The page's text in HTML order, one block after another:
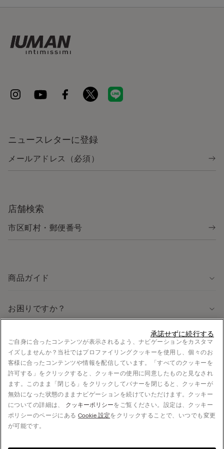
ニュースレターに登録
店舗検索
商品ガイド
お困りですか？
法律に関する情報
採用情報
法的情報
お支払い
© CALZEDONIA Japan K.K., 5F S-FRONT Yoyogi, 5-21-12 Sendagaya, Shibuya-ku, 151-
ご自身に合ったコンテンツが表示されるよう、ナビゲーションをカスタマ
イズしませんか？当社ではプロファイリングクッキーを使用し、個々のお
客様に合ったコンテンツや情報を配信しています。「すべてのクッキーを
許可する」をクリックすると、クッキーの使用に同意したものと見なされ
ます。このまま「閉じる」をクリックしてバナーを閉じると、クッキーが
無効になった状態のままナビゲーションを続けていただけます。クッキー
についての詳細は、 クッキーポリシーをご覧ください。設定は、クッキー
ポリシーのページにあるCookie 設定をクリックすることで、いつでも変更
が可能です。
承諾せずに続行する